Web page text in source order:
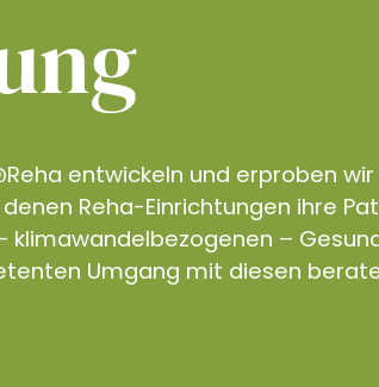
entwickeln und erproben
Reha-Einrichtungen ihre
klimawandelbezogenen –
Umgang mit diesen